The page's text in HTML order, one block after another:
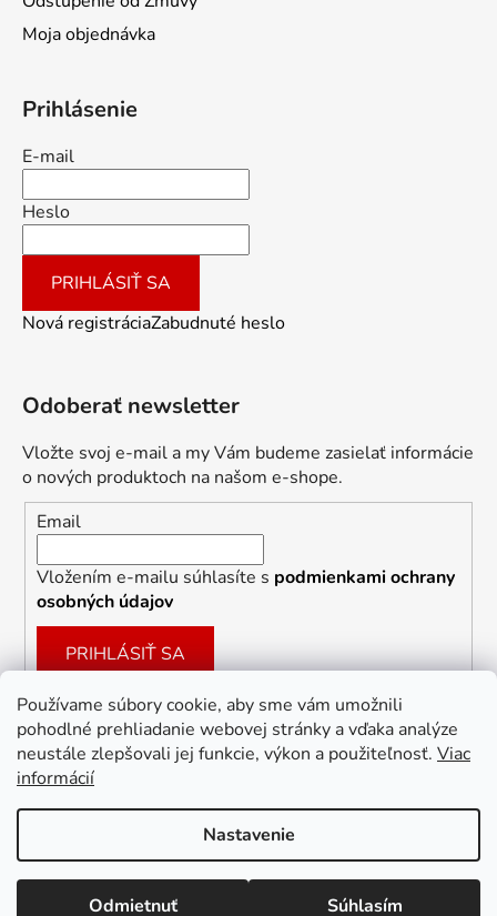
Používame súbory cookie, aby sme vám umožnili
pohodlné prehliadanie webovej stránky a vďaka analýze
neustále zlepšovali jej funkcie, výkon a použiteľnosť. Viac
informácií
Nastavenie
Odmietnuť Súhlasím
Moja objednávka
Prihlásenie
E-mail
Heslo
PRIHLÁSIŤ SA
Nová registráciaZabudnuté heslo
Odoberať newsletter
Vložte svoj e-mail a my Vám budeme zasielať informácie
o nových produktoch na našom e-shope.
Email
Vložením e-mailu súhlasíte s podmienkami ochrany
osobných údajov
PRIHLÁSIŤ SA
Facebook
Vytvoril Shoptet